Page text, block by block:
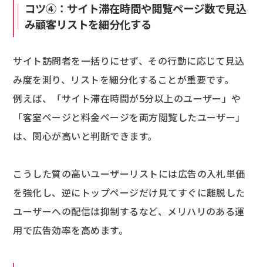
コツ④：サイト滞在時間や閲覧ページ数で見込
み顧客リストを細分化する
サイト訪問者を一括りにせず、その行動に応じて見込
み度を測り、リストを細分化することが重要です。
例えば、「サイト滞在時間が5分以上のユーザー」や
「客室ページと料金ページを両方閲覧したユーザー」
は、関心が高いと判断できます。
こうした質の高いユーザーリストには広告の入札単価
を強化し、逆にトップページだけ見てすぐに離脱した
ユーザーへの配信は抑制するなど、メリハリのある運
用で広告効率を高めます。